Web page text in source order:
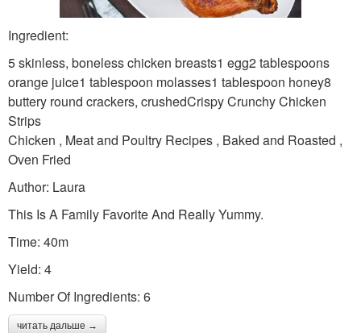
Ingredient:
5 skinless, boneless chicken breasts1 egg2 tablespoons
orange juice1 tablespoon molasses1 tablespoon honey8
buttery round crackers, crushedCrispy Crunchy Chicken
Strips
Chicken , Meat and Poultry Recipes , Baked and Roasted ,
Oven Fried
Author: Laura
This Is A Family Favorite And Really Yummy.
Time: 40m
Yield: 4
Number Of Ingredients: 6
читать дальше →